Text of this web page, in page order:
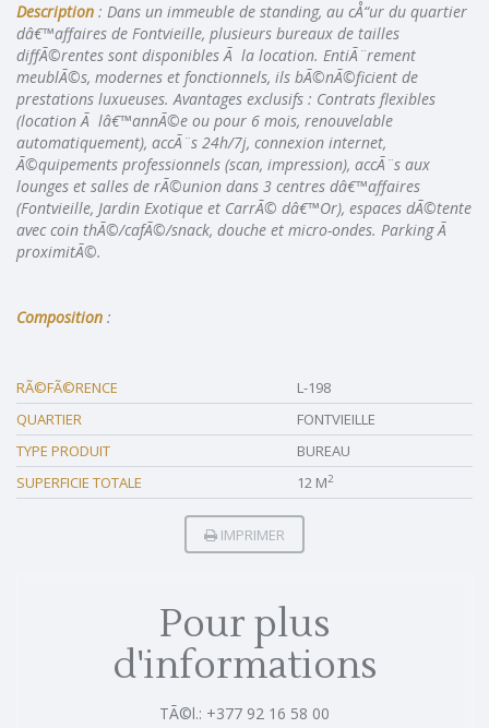
Description : Dans un immeuble de standing, au cÅ“ur du quartier
dâ€™affaires de Fontvieille, plusieurs bureaux de tailles
diffÃ©rentes sont disponibles Ã la location. EntiÃ¨rement
meublÃ©s, modernes et fonctionnels, ils bÃ©nÃ©ficient de
prestations luxueuses. Avantages exclusifs : Contrats flexibles
(location Ã lâ€™annÃ©e ou pour 6 mois, renouvelable
automatiquement), accÃ¨s 24h/7j, connexion internet,
Ã©quipements professionnels (scan, impression), accÃ¨s aux
lounges et salles de rÃ©union dans 3 centres dâ€™affaires
(Fontvieille, Jardin Exotique et CarrÃ© dâ€™Or), espaces dÃ©tente
avec coin thÃ©/cafÃ©/snack, douche et micro-ondes. Parking Ã
proximitÃ©.
Composition :
RÃ©FÃ©RENCE
L-198
QUARTIER
FONTVIEILLE
TYPE PRODUIT
BUREAU
SUPERFICIE TOTALE
12 M2
IMPRIMER
Pour plus
d'informations
TÃ©l.: +377 92 16 58 00